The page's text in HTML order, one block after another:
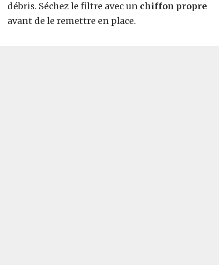
débris. Séchez le filtre avec un chiffon propre
avant de le remettre en place.